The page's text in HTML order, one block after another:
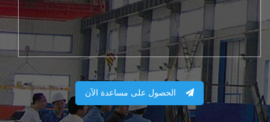
الحصول على مساعدة الآن